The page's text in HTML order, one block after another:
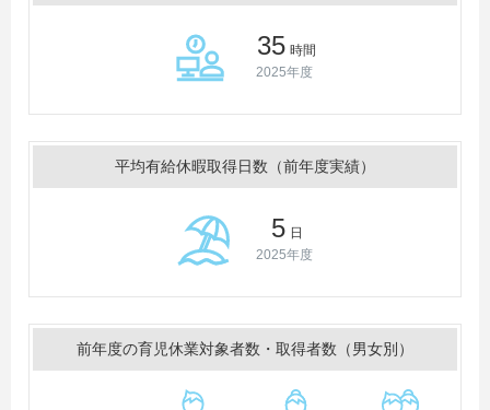
35 時間
2025年度
平均有給休暇取得日数（前年度実績）
5 日
2025年度
前年度の育児休業対象者数・取得者数（男女別）